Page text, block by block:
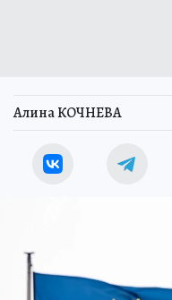
Алина КОЧНЕВА